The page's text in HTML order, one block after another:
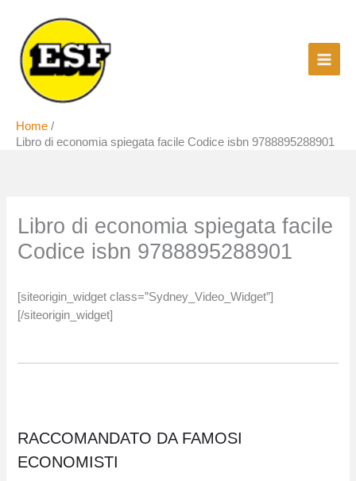
contenuto
Home
Libro di economia spiegata facile Codice isbn 9788895288901
Libro di economia spiegata facile
Codice isbn 9788895288901
[siteorigin_widget class=”Sydney_Video_Widget”]
[/siteorigin_widget]
RACCOMANDATO DA FAMOSI
ECONOMISTI